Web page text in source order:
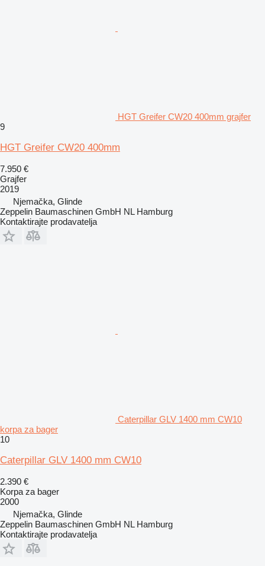
HGT Greifer CW20 400mm grajfer
9
HGT Greifer CW20 400mm
7.950 €
Grajfer
2019
Njemačka, Glinde
Zeppelin Baumaschinen GmbH NL Hamburg
Kontaktirajte prodavatelja
Caterpillar GLV 1400 mm CW10
korpa za bager
10
Caterpillar GLV 1400 mm CW10
2.390 €
Korpa za bager
2000
Njemačka, Glinde
Zeppelin Baumaschinen GmbH NL Hamburg
Kontaktirajte prodavatelja